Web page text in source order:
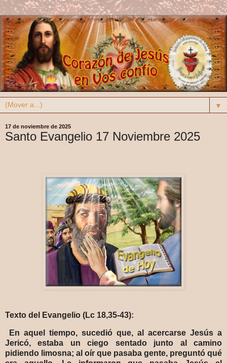
▼
17 de noviembre de 2025
Santo Evangelio 17 Noviembre 2025
Texto del Evangelio (Lc 18,35-43):
En aquel tiempo, sucedió que, al acercarse Jesús a
Jericó, estaba un ciego sentado junto al camino
pidiendo limosna; al oír que pasaba gente, preguntó qué